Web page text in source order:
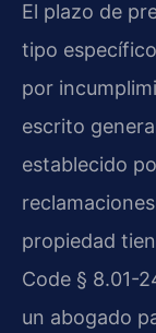
El plazo de
tipo
por
escrito
establecido
propiedad
Code § 8.01-
un abogado